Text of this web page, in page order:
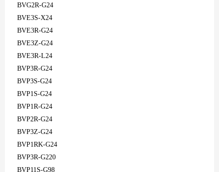
BVG2R-G24
BVE3S-X24
BVE3R-G24
BVE3Z-G24
BVE3R-L24
BVP3R-G24
BVP3S-G24
BVP1S-G24
BVP1R-G24
BVP2R-G24
BVP3Z-G24
BVP1RK-G24
BVP3R-G220
BVP11S-G98